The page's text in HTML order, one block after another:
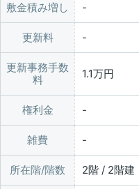
敷金積み増し
更新料
更新事務手数
料
1.1万円
権利金
雑費
所在階/階数 2階 / 2階建